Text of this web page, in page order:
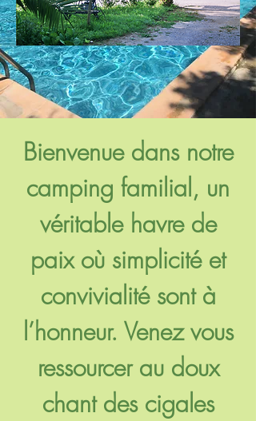
Bienvenue dans notre
camping familial, un
véritable havre de
paix où simplicité et
convivialité sont à
l’honneur. Venez vous
ressourcer au doux
chant des cigales